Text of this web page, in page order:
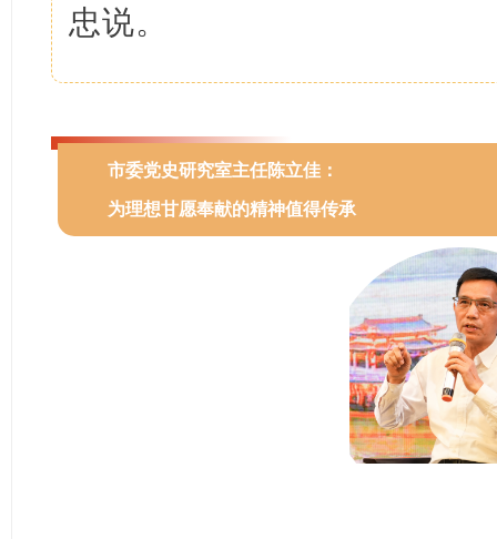
忠说。
市委党史研究室主任陈立佳：
为理想甘愿奉献的精神值得传承